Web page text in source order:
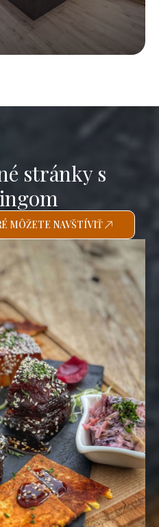
stránky s
MÔŽETE NAVŠTÍVIŤ